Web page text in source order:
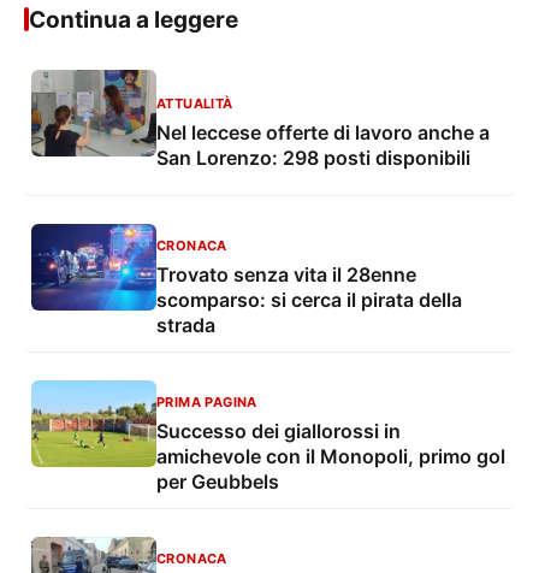
Continua a leggere
ATTUALITÀ
Nel leccese offerte di lavoro anche a
San Lorenzo: 298 posti disponibili
CRONACA
Trovato senza vita il 28enne
scomparso: si cerca il pirata della
strada
PRIMA PAGINA
Successo dei giallorossi in
amichevole con il Monopoli, primo gol
per Geubbels
CRONACA